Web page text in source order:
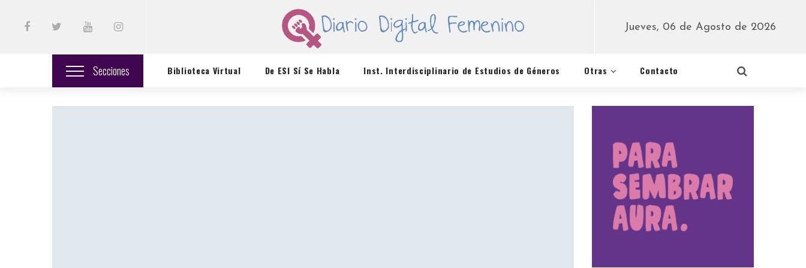
Jueves, 06 de Agosto de 2026
Secciones Biblioteca Virtual De ESI Sí Se Habla Inst. Interdisciplinario de Estudios de Géneros Otras Contacto